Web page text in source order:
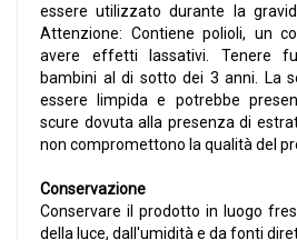
essere utilizzato durante la
Attenzione: Contiene polioli, un
avere effetti lassativi. Tenere
bambini al di sotto dei 3 anni. La
essere limpida e potrebbe
scure dovuta alla presenza di
non compromettono la qualità del
Conservazione
Conservare il prodotto in luogo
della luce, dall'umidità e da fonti